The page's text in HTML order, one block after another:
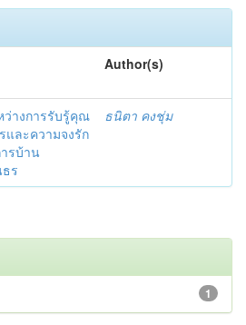
Author(s)
างการรับรู้คุณ
และความจงรัก
รบ้าน
ร
ธนิตา คงชุ่ม
1